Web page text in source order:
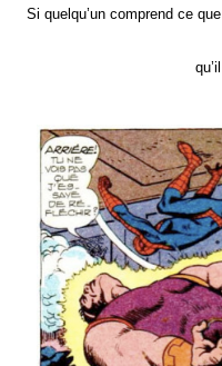
Si quelqu’un comprend ce